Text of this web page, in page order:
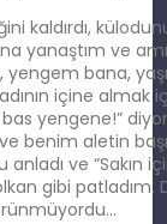
yanaştım ve
yengem bana,
içine almak
yengene!”
benim aletin başı
ve “Sakın
gibi patladım.